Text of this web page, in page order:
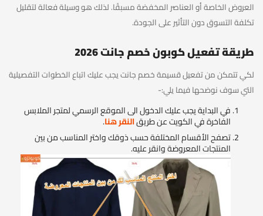
العروض الخاصة أو العناصر المخفضة مسبقًا. لذلك هو وسيلة فعالة لتقليل
تكلفة التسوق دون التأثير على الجودة.
طريقة تفعيل كوبون خصم جانت 2026
لكي تتمكن من تفعيل قسيمة خصم جانت يجب عليك اتباع الخطوات التفصيلية
التي سوف نوضحها فيما يلي:-
في البداية يجب عليك الدخول الى الموقع الرسمي لمتجر الملابس
الفاخرة في الكويت عن طريقالنقر هنا.
تصفح الأقسام المختلفة حسب ذوقك واختر المناسب من بين
المنتجات المعروضة وانقر عليه.